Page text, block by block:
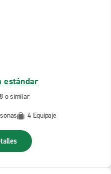
estándar
o similar
4 Equipaje